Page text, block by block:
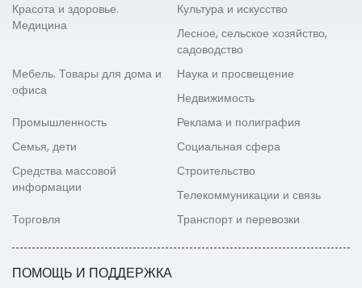
Красота и здоровье.
Медицина
Культура и искусство
Лесное, сельское хозяйство,
садоводство
Мебель. Товары для дома и
офиса
Наука и просвещение
Недвижимость
Промышленность
Реклама и полиграфия
Семья, дети
Социальная сфера
Средства массовой
информации
Строительство
Телекоммуникации и связь
Торговля
Транспорт и перевозки
ПОМОЩЬ И ПОДДЕРЖКА